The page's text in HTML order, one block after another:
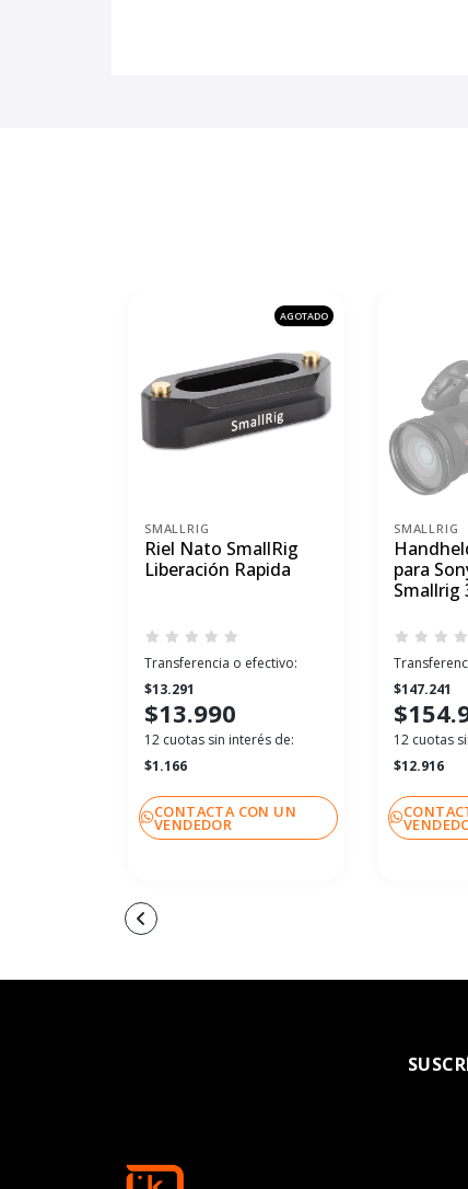
AGOTADO
SMALLRIG
Riel Nato SmallRig
Liberación Rapida
Transferencia o efectivo:
$13.291
$13.990
12 cuotas sin interés de:
$1.166
CONTACTA CON UN
VENDEDOR
SMALLRIG
para
Smallrig
$147.241
12 cuotas
$12.916